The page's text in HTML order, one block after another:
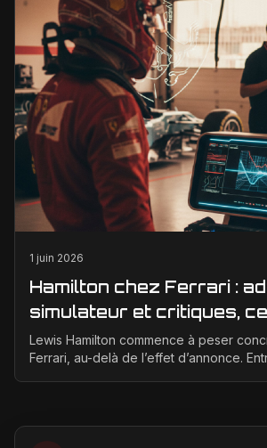
1 juin 2026
Hamilton chez Ferrari :
simulateur et critiques,
change vraiment pour la
Lewis Hamilton commence à peser
Ferrari, au-delà de l’effet d’annonce.